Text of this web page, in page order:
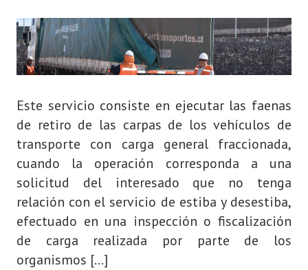
Este servicio consiste en ejecutar las faenas
de retiro de las carpas de los vehículos de
transporte con carga general fraccionada,
cuando la operación corresponda a una
solicitud del interesado que no tenga
relación con el servicio de estiba y desestiba,
efectuado en una inspección o fiscalización
de carga realizada por parte de los
organismos […]